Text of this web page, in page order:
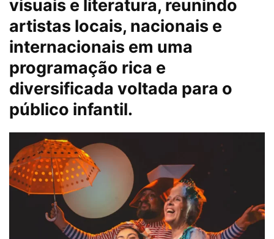
visuais e literatura, reunindo
artistas locais, nacionais e
internacionais em uma
programação rica e
diversificada voltada para o
público infantil.